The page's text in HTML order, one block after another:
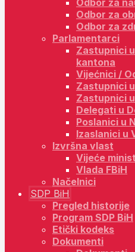
Odbor za
Odbor za
Odbor za
Parlamentarci
Zastupnici
kantona
Vijećnici /
Zastupnici u
Zastupnici u
Delegati u
Poslanici u
Izaslanici u
Izvršna vlast
Vijeće
Vlada FBiH
Načelnici
SDP BiH
Pregled historije
Program SDP BiH
Etički kodeks
Dokumenti